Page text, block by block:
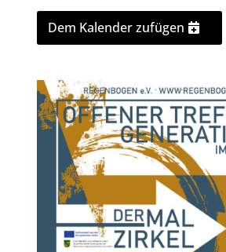
Dem Kalender zufügen